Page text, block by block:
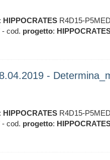
: HIPPOCRATES R4D15-
- cod. progetto:
-
: HIPPOCRATES R4D15-
- cod. progetto: